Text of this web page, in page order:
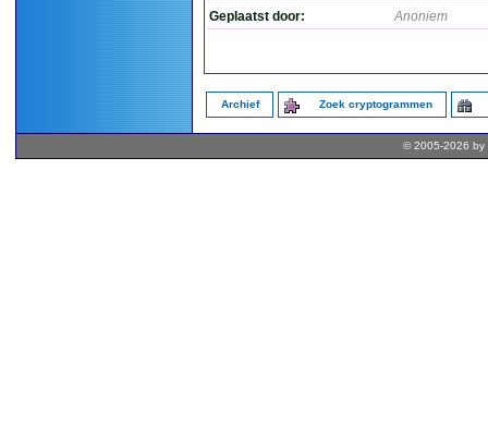
Geplaatst door: Anoniem
Archief Zoek cryptogrammen
© 2005-2026 by